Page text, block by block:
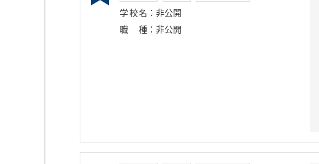
学校名 ： 非公開
職種 ： 非公開